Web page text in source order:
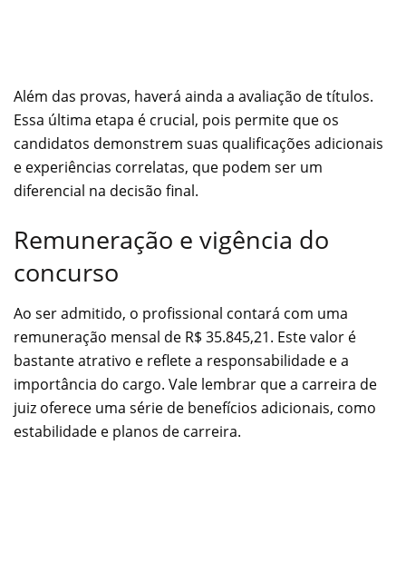
Além das provas, haverá ainda a avaliação de títulos.
Essa última etapa é crucial, pois permite que os
candidatos demonstrem suas qualificações adicionais
e experiências correlatas, que podem ser um
diferencial na decisão final.
Remuneração e vigência do
concurso
Ao ser admitido, o profissional contará com uma
remuneração mensal de R$ 35.845,21. Este valor é
bastante atrativo e reflete a responsabilidade e a
importância do cargo. Vale lembrar que a carreira de
juiz oferece uma série de benefícios adicionais, como
estabilidade e planos de carreira.